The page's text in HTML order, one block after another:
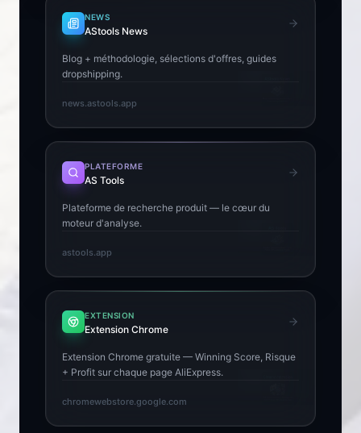
NEWS
AStools News
Blog + méthodologie, sélections d'offres, guides
dropshipping.
news.astools.app
PLATEFORME
AS Tools
Plateforme de recherche produit — le cœur du
moteur d'analyse.
astools.app
EXTENSION
Extension Chrome
Extension Chrome gratuite — Winning Score, Risque
+ Profit sur chaque page AliExpress.
chromewebstore.google.com